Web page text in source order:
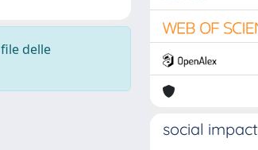
delle
social impact